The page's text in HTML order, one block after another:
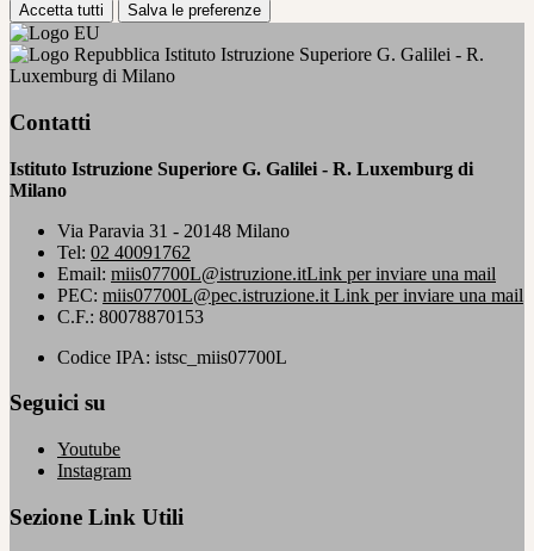
Accetta tutti Salva le preferenze
Istituto Istruzione Superiore G. Galilei - R.
Luxemburg di Milano
Contatti
Istituto Istruzione Superiore G. Galilei - R. Luxemburg di
Milano
Via Paravia 31 - 20148 Milano
Tel: 02 40091762
Email: miis07700L@istruzione.itLink per inviare una mail
PEC: miis07700L@pec.istruzione.it Link per inviare una mail
C.F.: 80078870153
Codice IPA: istsc_miis07700L
Seguici su
Youtube
Instagram
Sezione Link Utili